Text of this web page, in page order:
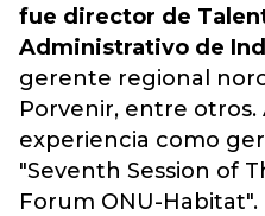
fue director de
Administrativo de
gerente regional
Porvenir, entre otros.
experiencia como
"Seventh Session of
Forum ONU-Habitat".